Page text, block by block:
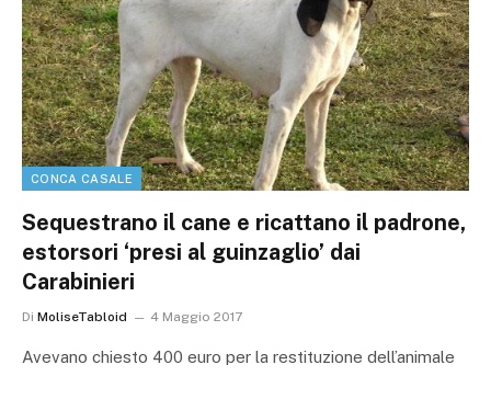
CONCA CASALE
Sequestrano il cane e ricattano il padrone,
estorsori ‘presi al guinzaglio’ dai
Carabinieri
Di MoliseTabloid 4 Maggio 2017
Avevano chiesto 400 euro per la restituzione dell’animale